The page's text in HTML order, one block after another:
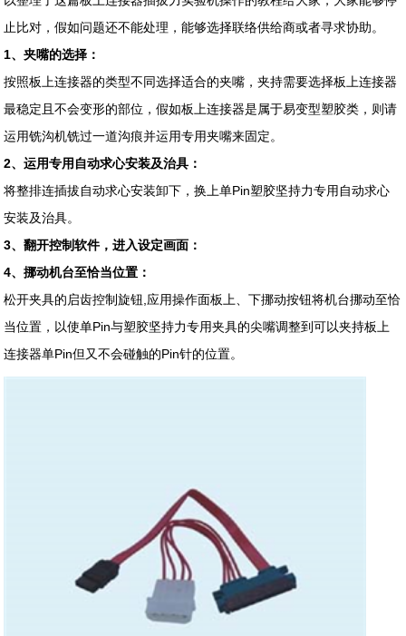
止比对，假如问题还不能处理，能够选择联络供给商或者寻求协助。
1、夹嘴的选择：
按照板上连接器的类型不同选择适合的夹嘴，夹持需要选择板上连接器
最稳定且不会变形的部位，假如板上连接器是属于易变型塑胶类，则请
运用铣沟机铣过一道沟痕并运用专用夹嘴来固定。
2、运用专用自动求心安装及治具：
将整排连插拔自动求心安装卸下，换上单Pin塑胶坚持力专用自动求心
安装及治具。
3、翻开控制软件，进入设定画面：
4、挪动机台至恰当位置：
松开夹具的启齿控制旋钮,应用操作面板上、下挪动按钮将机台挪动至恰
当位置，以使单Pin与塑胶坚持力专用夹具的尖嘴调整到可以夹持板上
连接器单Pin但又不会碰触的Pin针的位置。